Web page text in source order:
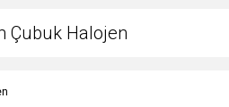
Çubuk Halojen